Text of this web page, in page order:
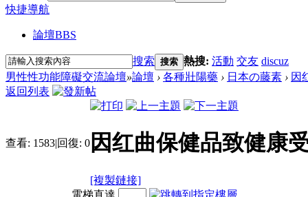
快捷導航
論壇BBS
搜索 搜索 熱搜: 活動 交友 discuz
男性性功能障礙交流論壇»論壇 › 各種壯陽藥 › 日本の藤素 › 因
返回列表
查看: 1583|回復: 0 因红曲保健品致健康
[複製鏈接]
電梯直達